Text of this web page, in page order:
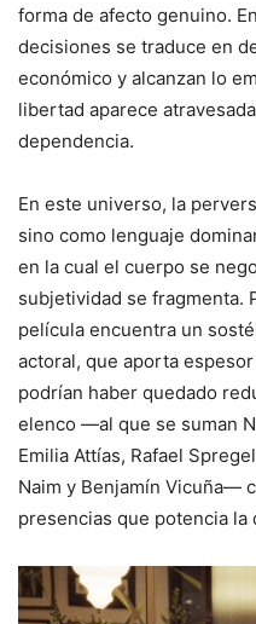
forma de afecto genuino.
decisiones se traduce en
económico y alcanzan lo
libertad aparece
dependencia.
En este universo, la
sino como lenguaje
en la cual el cuerpo se
subjetividad se fragmenta.
película encuentra un
actoral, que aporta
podrían haber quedado
elenco —al que se suman
Emilia Attías, Rafael
Naim y Benjamín Vicuña—
presencias que potencia